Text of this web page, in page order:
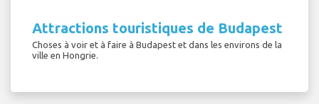
Attractions touristiques de Budapest
Choses à voir et à faire à Budapest et dans les environs de la
ville en Hongrie.